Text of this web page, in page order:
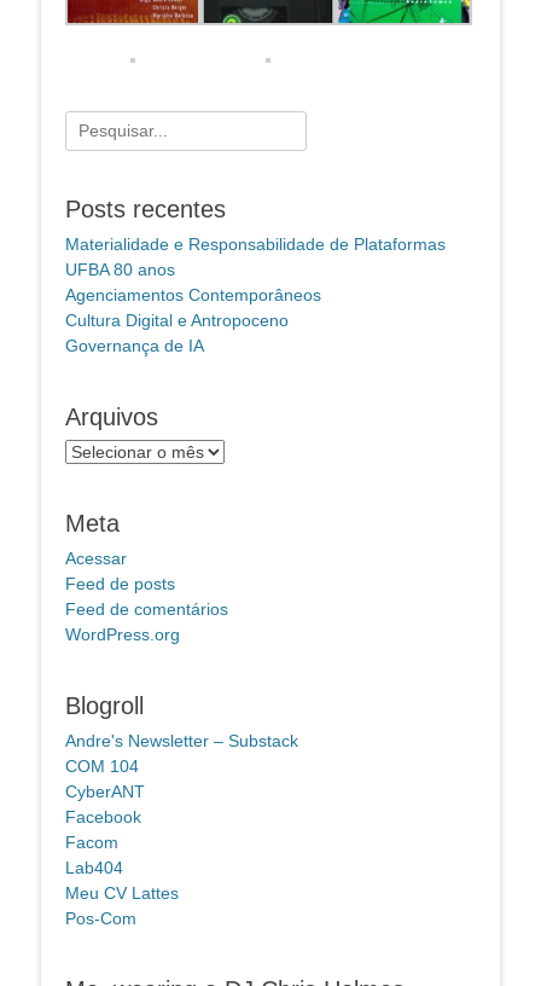
Pesquisar
por:
Posts recentes
Materialidade e Responsabilidade de Plataformas
UFBA 80 anos
Agenciamentos Contemporâneos
Cultura Digital e Antropoceno
Governança de IA
Arquivos
Arquivos
Meta
Acessar
Feed de posts
Feed de comentários
WordPress.org
Blogroll
Andre's Newsletter – Substack
COM 104
CyberANT
Facebook
Facom
Lab404
Meu CV Lattes
Pos-Com